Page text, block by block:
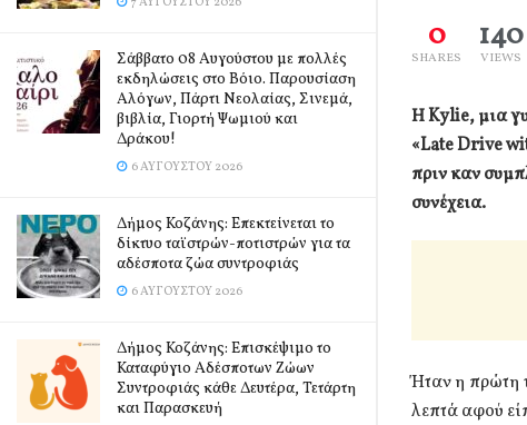
Σάββατο 08 Αυγούστου με πολλές
εκδηλώσεις στο Βόιο. Παρουσίαση
Αλόγων, Πάρτι Νεολαίας, Σινεμά,
βιβλία, Γιορτή Ψωμιού και
Δράκου!
6 ΑΥΓΟΎΣΤΟΥ 2026
Δήμος Κοζάνης: Επεκτείνεται το
δίκτυο ταϊστρών-ποτιστρών για τα
αδέσποτα ζώα συντροφιάς
6 ΑΥΓΟΎΣΤΟΥ 2026
Δήμος Κοζάνης: Επισκέψιμο το
Καταφύγιο Αδέσποτων Ζώων
Συντροφιάς κάθε Δευτέρα, Τετάρτη
και Παρασκευή
0
SHARES
140
VIEWS
Η Kylie, μια
«Late Drive
πριν καν
συνέχεια.
Ήταν η πρώτη
λεπτά αφού